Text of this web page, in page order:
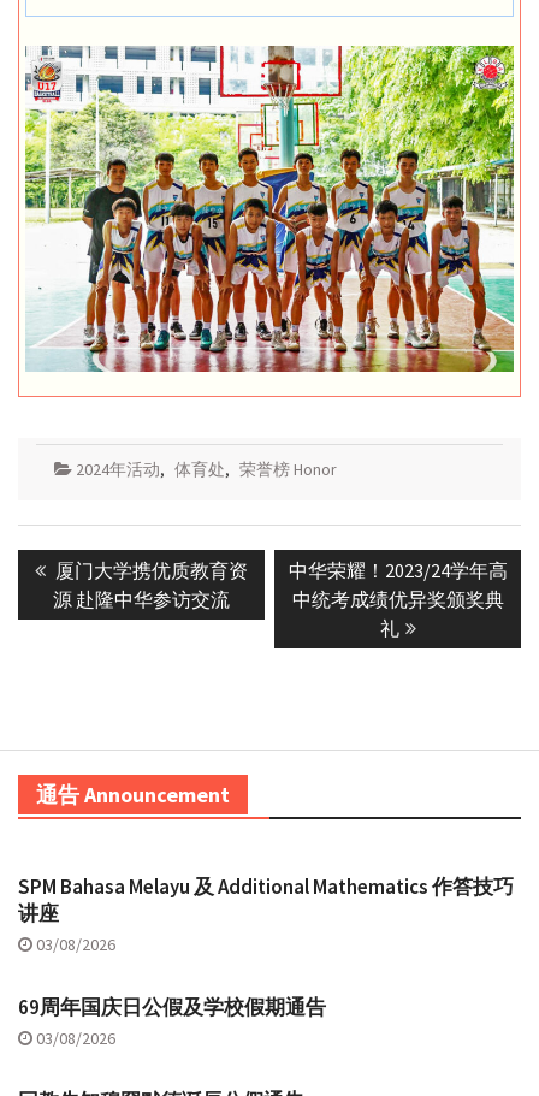
2024年活动, 体育处, 荣誉榜 Honor
navigation
Previous
post:
厦门大学携优质教育资
源 赴隆中华参访交流
Next
post:
中华荣耀！2023/24学年高
中统考成绩优异奖颁奖典
礼
通告 Announcement
SPM Bahasa Melayu 及 Additional Mathematics 作答技巧
讲座
03/08/2026
69周年国庆日公假及学校假期通告
03/08/2026